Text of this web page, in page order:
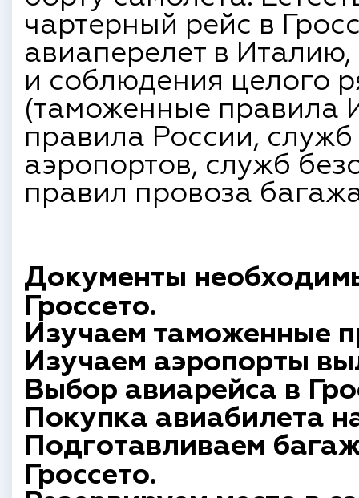
чартерный рейс в
авиаперелет в Италию,
и соблюдения целого
(таможенные правила
правила России,
аэропортов, служб
правил провоза
Документы
Гроссето.
Изучаем таможенные
Изучаем аэропорты
Выбор авиарейса в
Покупка авиабилета
Подготавливаем
Гроссето.